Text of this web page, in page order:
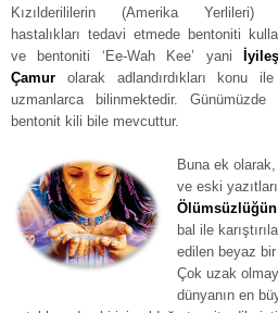
Kızılderililerin (Amerika Yerlileri)
hastalıkları tedavi etmede bentoniti
ve bentoniti ‘Ee-Wah Kee’ yani
Çamur olarak adlandırdıkları konu
uzmanlarca bilinmektedir.
bentonit kili bile mevcuttur.
Buna ek
ve eski
Ölümsüzlüğün
bal ile
edilen beyaz
Çok uzak
dünyanın en